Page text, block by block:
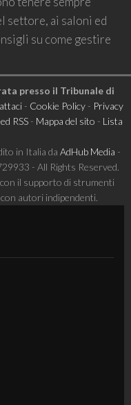
settore, ai saloni ed
su come gestire
presso il Tribunale di
- Cookie Policy- Privacy
RSS- Mappa del sito - Lista
in Italia da AdHub Media -
- All Rights Reserved.
il supporto di strumenti
autori indipendenti.